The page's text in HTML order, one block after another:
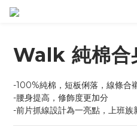
Walk 純棉合
-100%純棉，短板俐落，線條合
-腰身提高，修飾度更加分
-前片抓線設計為一亮點，上班族